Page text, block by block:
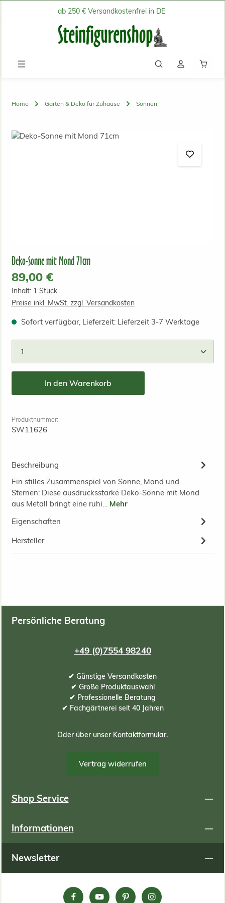
Zum Hauptinhalt springenab 250 € Versandkostenfrei in DE
Home Garten & Deko für Zuhause Sonnen
Bildergalerie überspringen
Deko-Sonne mit Mond 71cm
Regulärer Preis:
89,00 €
Inhalt: 1 Stück
Preise inkl. MwSt. zzgl. Versandkosten
Sofort verfügbar, Lieferzeit: Lieferzeit 3-7 Werktage
In den Warenkorb
Produktnummer:
SW11626
Beschreibung
Ein stilles Zusammenspiel von Sonne, Mond und
Sternen: Diese ausdrucksstarke Deko-Sonne mit Mond
aus Metall bringt eine ruhi… Mehr
Eigenschaften
Hersteller
Persönliche Beratung
+49 (0)7554 98240
✔ Günstige Versandkosten
✔ Große Produktauswahl
✔ Professionelle Beratung
✔ Fachgärtnerei seit 40 Jahren
Oder über unser Kontaktformular.
Vertrag widerrufen
Shop Service
Informationen
Newsletter